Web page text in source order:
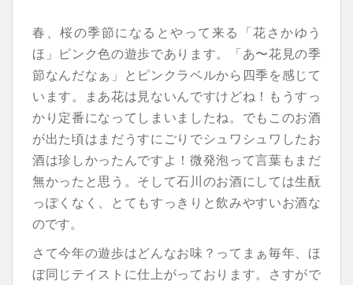
春、桜の季節になるとやって来る「花さかゆう
ほ」ピンク色の遊歩であります。「あ〜花見の季
節なんだなぁ」とピンクラベルから四季を感じて
います。まあ花は見ないんですけどね！もうすっ
かり定番になってしまいましたね。でもこのお酒
が出た頃はまだうすにごりでシュワシュワしたお
酒は珍しかったんですよ！微発泡って言葉もまだ
無かったと思う。そして石川のお酒にしては生酛
っぽくなく、とてもすっきりと飲みやすいお酒な
のです。
さて今年の遊歩はどんなお味？ってまぁ毎年、ほ
ぼ同じテイストに仕上がっております。さすがで